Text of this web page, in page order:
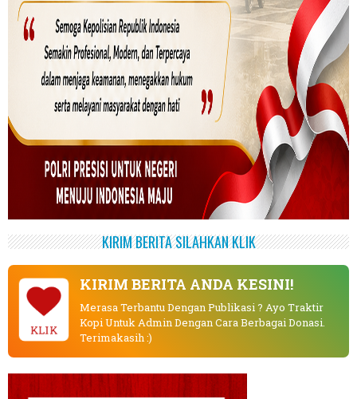
KIRIM BERITA SILAHKAN KLIK
KLIK
KIRIM BERITA ANDA KESINI!
Merasa Terbantu Dengan Publikasi ? Ayo Traktir
Kopi Untuk Admin Dengan Cara Berbagai Donasi.
Terimakasih :)